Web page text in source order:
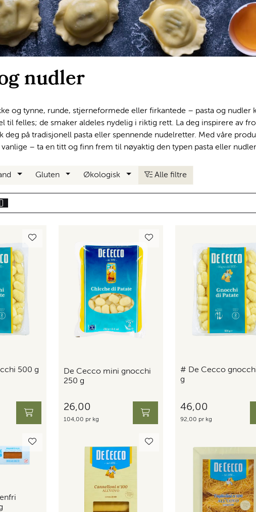
nudler
og tynne, runde, stjerneformede eller firkantede – pasta og
til felles; de smaker aldeles nydelig i riktig rett. La deg inspirere av
deg på tradisjonell pasta eller spennende nudelretter. Med våre
– ta en titt og finn frem til nøyaktig den typen pasta eller
Gluten Økologisk Alle filtre
500 g
De Cecco mini gnocchi
250 g
26,00
104,00 pr kg
# De Cecco
g
46,00
92,00 pr kg